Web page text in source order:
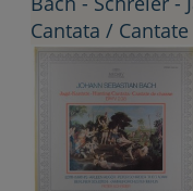
Cantata /